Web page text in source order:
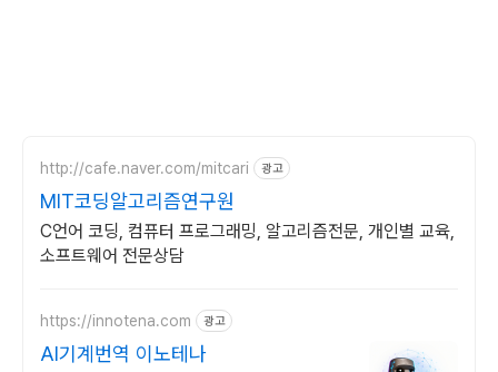
http://cafe.naver.com/mitcari 광고
MIT코딩알고리즘연구원
C언어 코딩, 컴퓨터 프로그래밍, 알고리즘전문, 개인별 교육,
소프트웨어 전문상담
https://innotena.com 광고
AI기계번역 이노테나